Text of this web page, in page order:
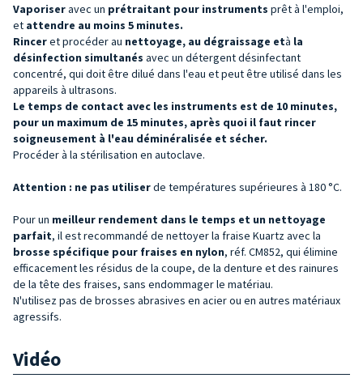
Vaporiseravec un prétraitant pour instruments prêt à l'emploi,
et attendre au moins 5 minutes.
Rinceret procéder au nettoyage, au dégraissage età la
désinfection simultanés avec un détergent désinfectant
concentré, qui doit être dilué dans l'eau et peut être utilisé dans les
appareils à ultrasons.
Le temps de contact avec les instruments est de 10 minutes,
pour un maximum de 15 minutes, après quoi il faut rincer
soigneusement à l'eau déminéralisée et sécher.
Procéder à la stérilisation en autoclave.
Attention : ne pas utiliserde températures supérieures à 180 °C.
Pour un meilleur rendement dans le temps et un nettoyage
parfait, il est recommandé de nettoyer la fraise Kuartz avec la
brosse spécifique pour fraises en nylon, réf. CM852, qui élimine
efficacement les résidus de la coupe, de la denture et des rainures
de la tête des fraises, sans endommager le matériau.
N'utilisez pas de brosses abrasives en acier ou en autres matériaux
agressifs.
Vidéo